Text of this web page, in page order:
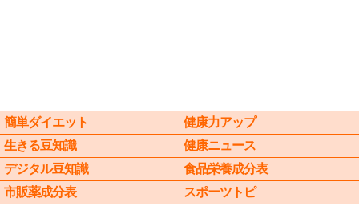
簡単ダイエット
健康力アップ
生きる豆知識
健康ニュース
デジタル豆知識
食品栄養成分表
市販薬成分表
スポーツトピ